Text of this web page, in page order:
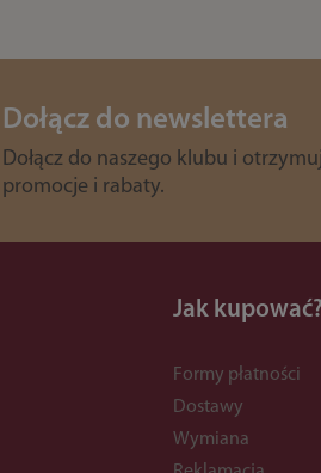
Dołącz do newslettera
Dołącz do naszego klubu i
promocje i rabaty.
Jak kupować?
Formy płatności
Dostawy
Wymiana